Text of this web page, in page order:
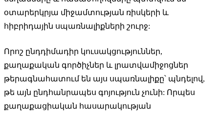
օտարերկրյա միջամտության ռիսկերի և
հիբրիդային սպառնալիքների շուրջ:
Որոշ ընդդիմադիր կուսակցություններ,
քաղաքական գործիչներ և լրատվամիջոցներ
թերագնահատում են այս սպառնալիքը՝ պնդելով,
թե այն ընդհանրապես գոյություն չունի: Որպես
քաղաքացիական հասարակության